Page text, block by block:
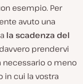
esempio. Per
avuto una
la scadenza del
prendervi
necessario o meno
cui la vostra